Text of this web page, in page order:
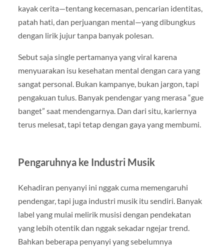
kayak cerita—tentang kecemasan, pencarian identitas,
patah hati, dan perjuangan mental—yang dibungkus
dengan lirik jujur tanpa banyak polesan.
Sebut saja single pertamanya yang viral karena
menyuarakan isu kesehatan mental dengan cara yang
sangat personal. Bukan kampanye, bukan jargon, tapi
pengakuan tulus. Banyak pendengar yang merasa “gue
banget” saat mendengarnya. Dan dari situ, kariernya
terus melesat, tapi tetap dengan gaya yang membumi.
Pengaruhnya ke Industri Musik
Kehadiran penyanyi ini nggak cuma memengaruhi
pendengar, tapi juga industri musik itu sendiri. Banyak
label yang mulai melirik musisi dengan pendekatan
yang lebih otentik dan nggak sekadar ngejar trend.
Bahkan beberapa penyanyi yang sebelumnya